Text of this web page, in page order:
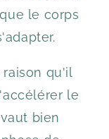
le corps
qu'il
le
bien